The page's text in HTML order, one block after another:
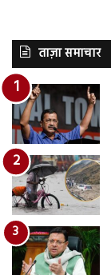
ताज़ा समाचार